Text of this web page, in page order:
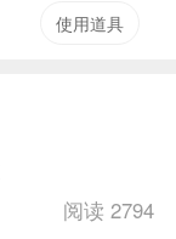
使用道具
阅读 2794